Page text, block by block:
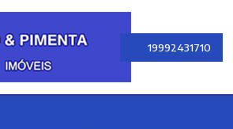
19992431710